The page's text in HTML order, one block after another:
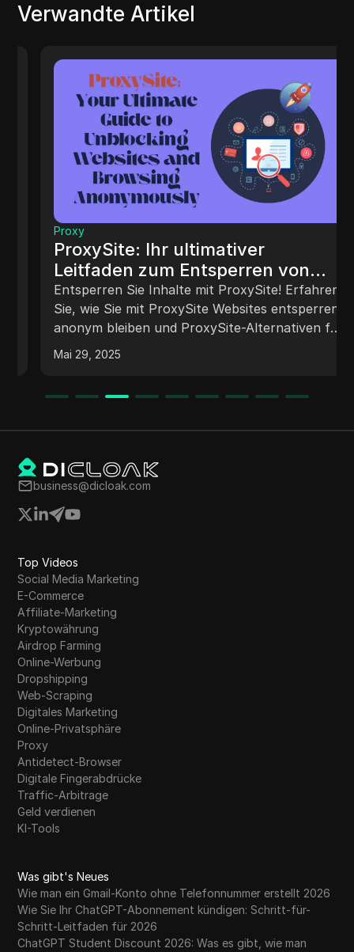
Verwandte Artikel
Proxy
ProxySite: Ihr ultimativer
Leitfaden zum Entsperren von
Websites und zum anonymen
Surfen
Entsperren Sie Inhalte mit ProxySite! Erfahren
Sie, wie Sie mit ProxySite Websites entsperren,
anonym bleiben und ProxySite-Alternativen für
sicheres Surfen erkunden können.
Mai 29, 2025
business@dicloak.com
Top Videos
Social Media Marketing
E-Commerce
Affiliate-Marketing
Kryptowährung
Airdrop Farming
Online-Werbung
Dropshipping
Web-Scraping
Digitales Marketing
Online-Privatsphäre
Proxy
Antidetect-Browser
Digitale Fingerabdrücke
Traffic-Arbitrage
Geld verdienen
KI-Tools
Was gibt's Neues
Wie man ein Gmail-Konto ohne Telefonnummer erstellt 2026
Wie Sie Ihr ChatGPT-Abonnement kündigen: Schritt-für-
Schritt-Leitfaden für 2026
ChatGPT Student Discount 2026: Was es gibt, wie man